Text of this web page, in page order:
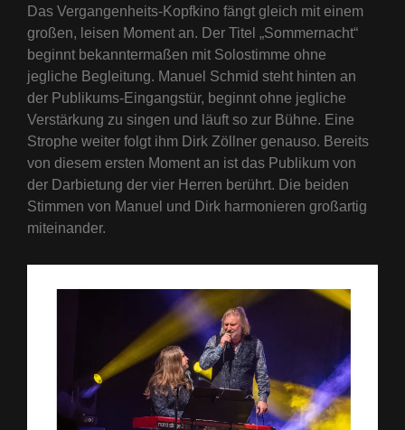
Das Vergangenheits-Kopfkino fängt gleich mit einem
großen, leisen Moment an. Der Titel „Sommernacht“
beginnt bekanntermaßen mit Solostimme ohne
jegliche Begleitung. Manuel Schmid steht hinten an
der Publikums-Eingangstür, beginnt ohne jegliche
Verstärkung zu singen und läuft so zur Bühne. Eine
Strophe weiter folgt ihm Dirk Zöllner genauso. Bereits
von diesem ersten Moment an ist das Publikum von
der Darbietung der vier Herren berührt. Die beiden
Stimmen von Manuel und Dirk harmonieren großartig
miteinander.